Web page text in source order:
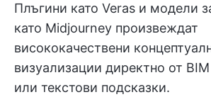
Плъгини като Veras и модели
като Midjourney произвеждат
висококачествени
визуализации директно от
или текстови подсказки.